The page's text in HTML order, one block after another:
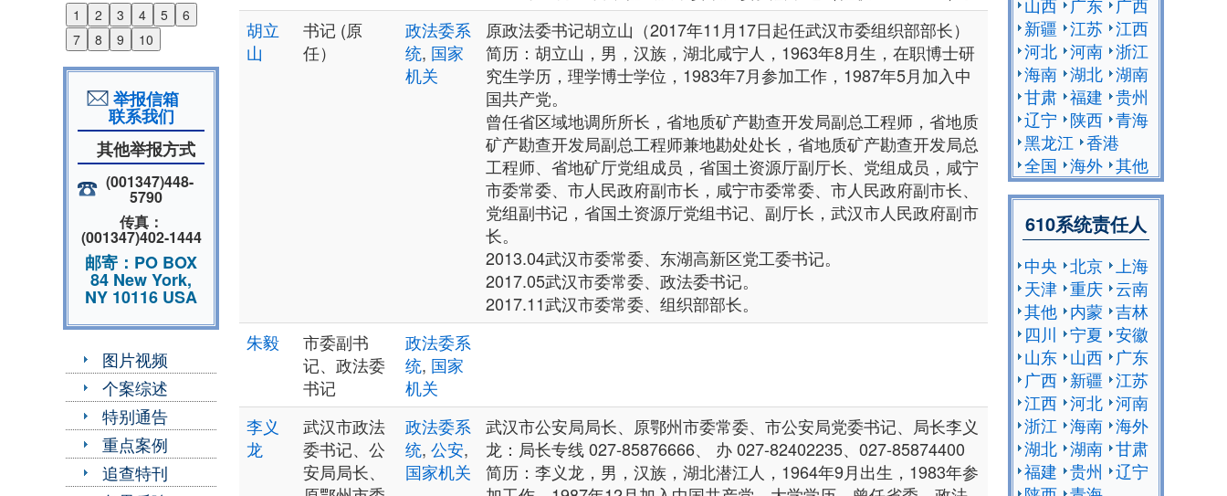
1 2 3 4 5
6
7
8 9 10
Previous
Next
举报信箱
联系我们
其他举报方式
(001347)448-
5790
传真：
(001347)402-1444
邮寄：PO BOX
84 New York,
NY 10116 USA
图片视频
个案综述
特别通告
重点案例
追查特刊
胡立
山
书记 (原
任）
政法委系
统, 国家
机关
原政法委书记胡立山（2017年11月17日起任武汉市委组织部部长）
简历：胡立山，男，汉族，湖北咸宁人，1963年8月生，在职博士研
究生学历，理学博士学位，1983年7月参加工作，1987年5月加入中
国共产党。
曾任省区域地调所所长，省地质矿产勘查开发局副总工程师，省地质
矿产勘查开发局副总工程师兼地勘处处长，省地质矿产勘查开发局总
工程师、省地矿厅党组成员，省国土资源厅副厅长、党组成员，咸宁
市委常委、市人民政府副市长，咸宁市委常委、市人民政府副市长、
党组副书记，省国土资源厅党组书记、副厅长，武汉市人民政府副市
长。
2013.04武汉市委常委、东湖高新区党工委书记。
2017.05武汉市委常委、政法委书记。
2017.11武汉市委常委、组织部部长。
朱毅
市委副书
记、政法委
书记
政法委系
统, 国家
机关
李义
龙
武汉市政法
委书记、公
安局局长、
政法委系
统, 公安,
国家机关
武汉市公安局局长、原鄂州市委常委、市公安局党委书记、局长李义
龙：局长专线 027-85876666、 办 027-82402235、027-85874400
简历：李义龙，男，汉族，湖北潜江人，1964年9月出生，1983年参
新疆 江苏 江西
河北 河南 浙江
海南 湖北 湖南
甘肃 福建 贵州
辽宁
陕西 青海
黑龙江 香港
全国 海外 其他
610系统责任人
中央 北京
上海
天津 重庆 云南
其他 内蒙 吉林
四川
宁夏 安徽
山东 山西
广东
广西 新疆 江苏
江西 河北 河南
浙江 海南 海外
湖北 湖南 甘肃
福建 贵州
辽宁